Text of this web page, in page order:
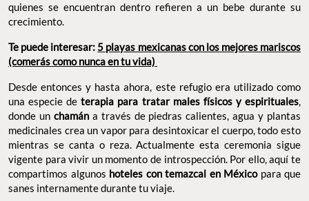
quienes se encuentran dentro refieren a un bebe durante su
crecimiento.
Te puede interesar: 5 playas mexicanas con los mejores mariscos
(comerás como nunca en tu vida)
Desde entonces y hasta ahora, este refugio era utilizado como
una especie deterapia para tratar males físicos y espirituales,
donde unchamán a través de piedras calientes, agua y plantas
medicinales crea un vapor para desintoxicar el cuerpo, todo esto
mientras se canta o reza. Actualmente esta ceremonia sigue
vigente para vivir un momento de introspección. Por ello, aquí te
compartimos algunos hoteles con temazcal en México para que
sanes internamente durante tu viaje.